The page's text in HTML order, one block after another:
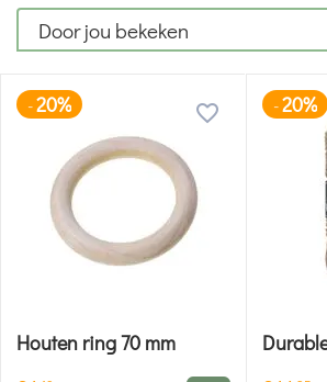
Door jou bekeken
-20%
Houten ring 70 mm
-20%